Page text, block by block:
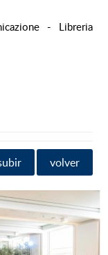
- Libreria
volver